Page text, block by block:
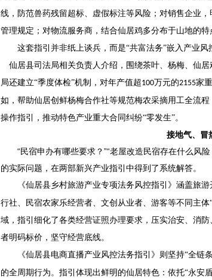
线，防范兽药残留超标、虚假标注等风险；对销售企业
管理规定；对物流服务商，结合仙居鸡多分布于山地的
这套指引并非纸上谈兵，而是“共富法务”嵌入产业风
仙居县司法局相关负责人介绍，围绕茶叶、杨梅、仙
局还建立“季度体检”机制，对年产值超100万元的2155家
如，帮助仙居创鲜杨梅合作社等规范梅农采摘用工全流
操作指引，推动特色产业重大合同纠纷“零发生”。
接地气、冒
“民宿申办有哪些要求？”“老屋改造民宿存在什么风
的实际问题，在两部新兴产业指引中得到了系统解答。
《仙居县乡村旅游产业专项法务风控指引》涵盖旅
行社、民宿农家乐经营者、文创从业者、游客等不同主
域，指引细化了各类经营证照办理要求，压实治安、消
者明码标价，坚守经营底线。
《仙居县电商直播产业风控法务指引》则坚持“全链
的全周期行为。指引体现出鲜明的仙居特色：依托“永安